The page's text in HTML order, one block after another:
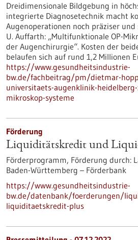
Dreidimensionale Bildgebung in
integrierte Diagnosetechnik macht
Augenoperationen noch präziser und
U. Auffarth: „Multifunktionale OP-
der Augenchirurgie“. Kosten der
belaufen sich auf rund 1,2 Millionen
https://www.gesundheitsindustrie-
bw.de/fachbeitrag/pm/dietmar-
universitaets-augenklinik-
mikroskop-systeme
Förderung
Liquiditätskredit und
Förderprogramm, Förderung durch:
Baden-Württemberg – Förderbank
https://www.gesundheitsindustrie-
bw.de/datenbank/foerderungen/
liquiditaetskredit-plus